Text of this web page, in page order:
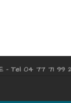
Tel 04 77 71 99